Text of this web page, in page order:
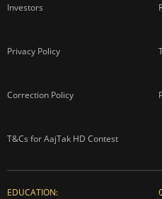
Investors
Privacy Policy
Correction Policy
T&Cs for AajTak HD Contest
EDUCATION: